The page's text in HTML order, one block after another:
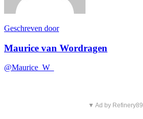
Geschreven door
Maurice van Wordragen
@Maurice_W_
▼ Ad by Refinery89